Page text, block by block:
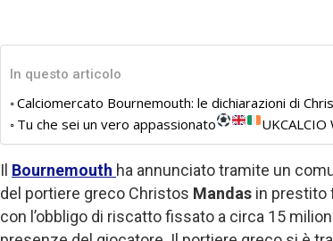
In questo articolo
Calciomercato Bournemouth: le dichiarazioni di
Tu che sei un vero appassionato
UKCALCIO
Il Bournemouth ha annunciato tramite un
del portiere greco Christos Mandas in prestito
con l’obbligo di riscatto fissato a circa 15